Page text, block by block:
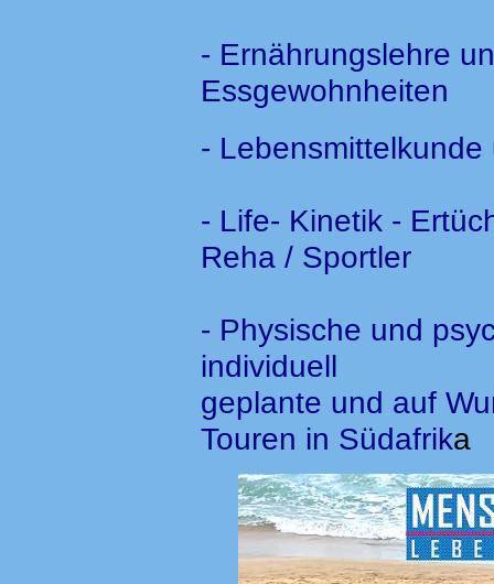
- Ernährungslehre
Essgewohnheiten
-
- Life- Kinetik -
Reha / Sportler
- Physische und
individuell
geplante und auf
Touren in Südafrika